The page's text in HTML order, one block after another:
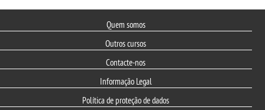
Quem somos
Outros cursos
Contacte-nos
Informação Legal
Política de proteção de dados